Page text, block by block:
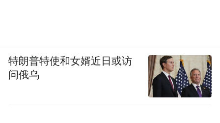
特朗普特使和女婿近日或访
问俄乌